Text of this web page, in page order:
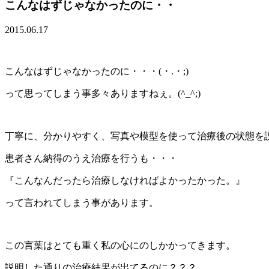
こんなはずじゃなかったのに・・
2015.06.17
こんなはずじゃなかったのに・・・(・.・;)
って思ってしまう事多々ありますねぇ。(^_^;)
丁寧に、分かりやすく、写真や模型を使って治療後の状態を
患者さん納得のうえ治療を行うも・・・
『こんなんだったら治療しなければよかったかった。』
って言われてしまう事があります。
この言葉はとても重く私の心にのしかかってきます。